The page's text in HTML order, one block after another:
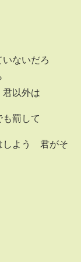
ないだろ
以外は
罰して
しよう 君がそ